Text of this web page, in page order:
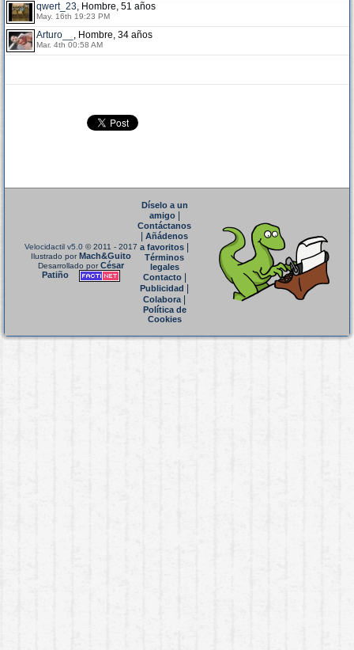
qwert_23, Hombre, 51 años
May. 16th 19:23 PM
Arturo__ , Hombre, 34 años
Mar. 4th 00:58 AM
Velocidactil v5.0 © 2011 - 2017
Ilustrado porMach&Guito
Desarrollado porCésar
Patiño
Díselo a un
amigo|
Contáctanos
Añádenos
a favoritos
Términos
legales
Contacto|
Publicidad
Colabora|
Política de
Cookies